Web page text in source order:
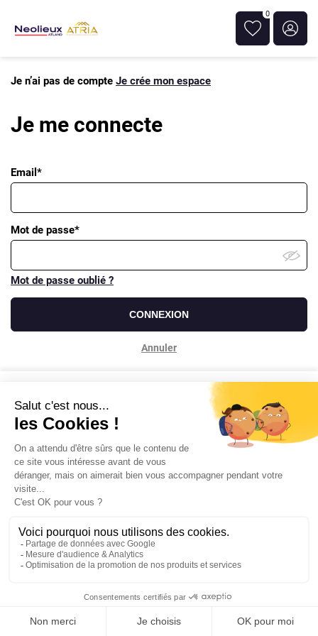
0
Je n’ai pas de compte Je crée mon espace
Je me connecte
Email*
Mot de passe*
Mot de passe oublié ?
CONNEXION
Annuler
Contactez-nous
Powered by Elixir